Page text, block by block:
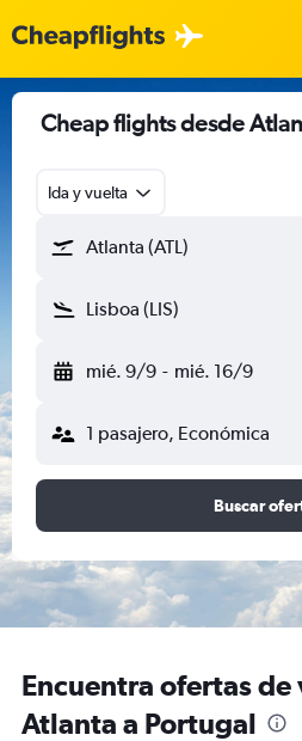
Cheap flights desde
Ida y vuelta
Atlanta (ATL)
Lisboa (LIS)
mié. 9/9 - mié. 16/9
1 pasajero, Económica
Buscar
Encuentra ofertas de
Atlanta a Portugal